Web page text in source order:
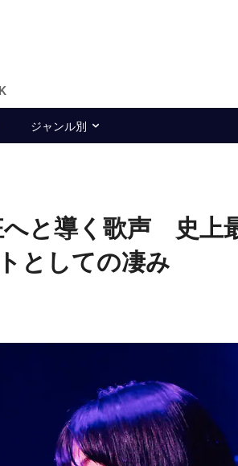
ジャンル別
と導く歌声 史上
としての凄み